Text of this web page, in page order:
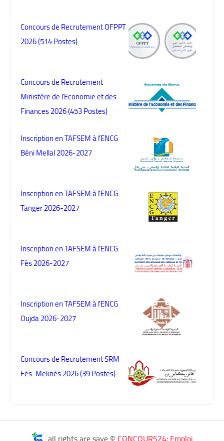
Concours de Recrutement OFPPT
2026 (514 Postes)
Concours de Recrutement
Ministère de l’Economie et des
Finances 2026 (453 Postes)
Inscription en TAFSEM à l'ENCG
Béni Mellal 2026-2027
Inscription en TAFSEM à l'ENCG
Tanger 2026-2027
Inscription en TAFSEM à l'ENCG
Fès 2026-2027
Inscription en TAFSEM à l'ENCG
Oujda 2026-2027
Concours de Recrutement SRM
Fès-Meknès 2026 (39 Postes)